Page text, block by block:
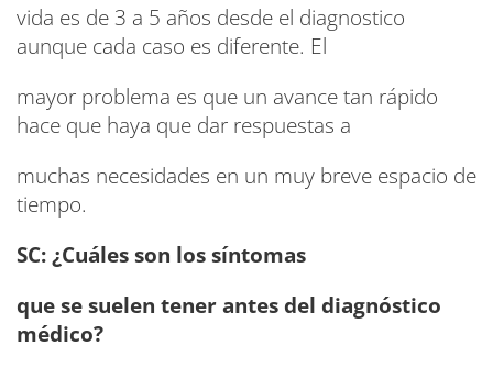
vida es de 3 a 5 años desde el diagnostico
aunque cada caso es diferente. El
mayor problema es que un avance tan rápido
hace que haya que dar respuestas a
muchas necesidades en un muy breve espacio de
tiempo.
SC: ¿Cuáles son los síntomas
que se suelen tener antes del diagnóstico
médico?